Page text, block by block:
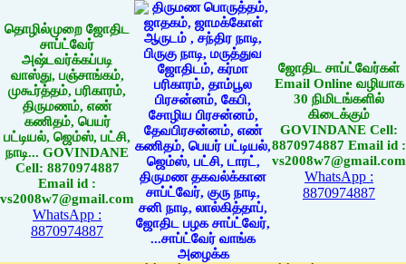
தொழில்முறை ஜோதிட
சாப்ட்வேர்
அஷ்டவர்க்கப்படி
வாஸ்து, பஞ்சாங்கம்,
முகூர்த்தம், பரிகாரம்,
திருமணம், எண்
கணிதம், பெயர்
பட்டியல், ஜெம்ஸ், பட்சி,
நாடி... GOVINDANE
Cell: 8870974887
Email id :
vs2008w7@gmail.com
WhatsApp :
8870974887
ஜோதிட சாப்ட்வேர்கள்
Email Online வழியாக
30 நிமிடங்களில்
கிடைக்கும்
GOVINDANE Cell:
8870974887 Email id :
vs2008w7@gmail.com
WhatsApp :
8870974887